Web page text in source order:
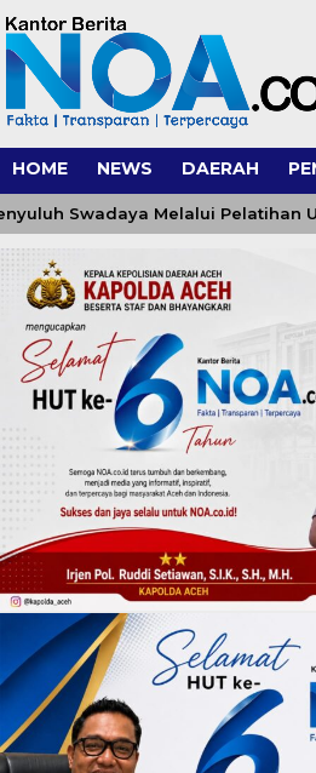
HOME NEWS DAERAH
Swadaya Melalui Pelatihan Uji